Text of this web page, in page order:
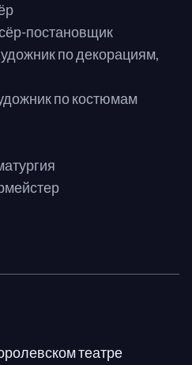
salesroom, Texas
Alma and Bill's
kitchen
mountains, late
downtown
of post office
постановщик
по декорациям,
по костюмам
театре